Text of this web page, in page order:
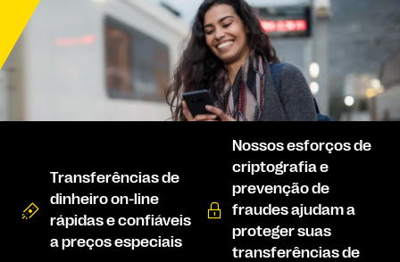
Transferências de
dinheiro on-line
rápidas e confiáveis
a preços especiais
Nossos esforços de
criptografia e
prevenção de
fraudes ajudam a
proteger suas
transferências de